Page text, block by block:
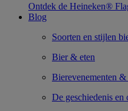
Ontdek de Heineken®
Blog
Soorten en stijlen
Bier & eten
Bierevenementen &
De geschiedenis